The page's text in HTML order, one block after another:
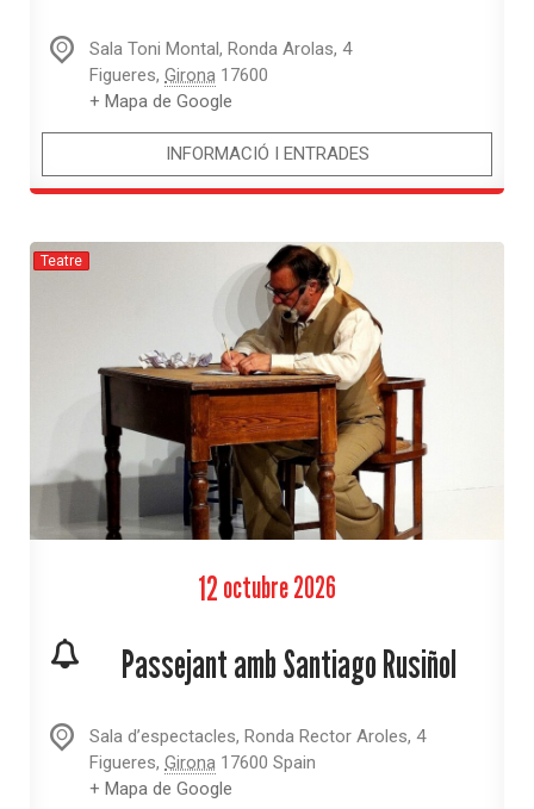
Sala Toni Montal, Ronda Arolas, 4
Figueres, Girona 17600
+ Mapa de Google
INFORMACIÓ I ENTRADES
Teatre
12 octubre2026
Passejant amb Santiago Rusiñol
Sala d’espectacles, Ronda Rector Aroles, 4
Figueres, Girona 17600 Spain
+ Mapa de Google